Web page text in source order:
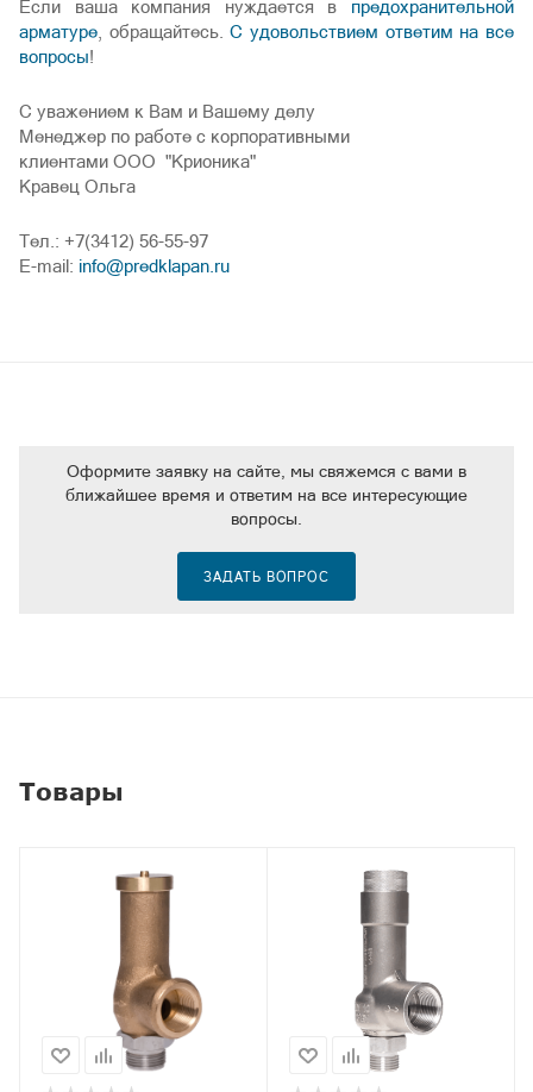
Если ваша компания нуждается в предохранительной
арматуре , обращайтесь.С удовольствием ответим на все
вопросы!
С уважением к Вам и Вашему делу
Менеджер по работе с корпоративными
клиентами ООО "Крионика"
Кравец Ольга
Тел.: +7(3412) 56-55-97
E-mail: info@predklapan.ru
Оформите заявку на сайте, мы свяжемся с вами в
ближайшее время и ответим на все интересующие
вопросы.
ЗАДАТЬ ВОПРОС
Товары